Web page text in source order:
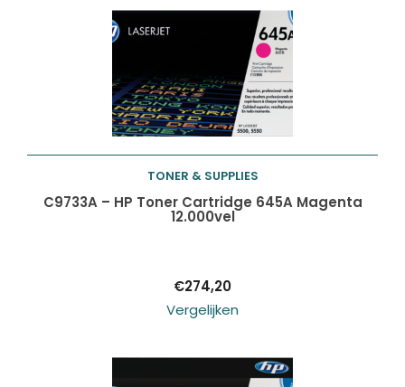
Toevoegen aan
TONER & SUPPLIES
C9733A – HP Toner Cartridge 645A Magenta
12.000vel
€274,20
Vergelijken